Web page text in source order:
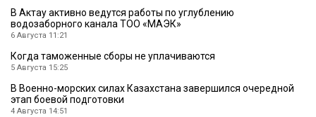
В Актау активно ведутся работы по углублению
водозаборного канала ТОО «МАЭК»
6 Августа 11:21
Когда таможенные сборы не уплачиваются
5 Августа 15:25
В Военно-морских силах Казахстана завершился очередной
этап боевой подготовки
4 Августа 14:51